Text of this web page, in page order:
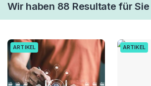
Wir haben 88 Resultate für
ARTIKEL ARTIKEL